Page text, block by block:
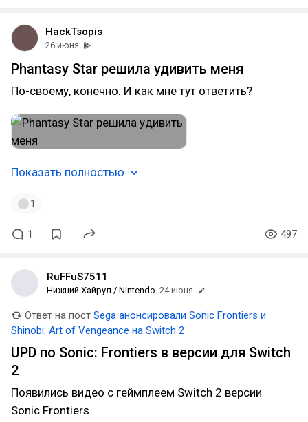
HackTsopis
26 июня
Phantasy Star решила удивить меня
По-своему, конечно. И как мне тут ответить?
Показать полностью
1
1 497
RuFFuS7511
Нижний Хайрул / Nintendo 24 июня
Ответ на пост Sega анонсировали Sonic Frontiers и
Shinobi: Art of Vengeance на Switch 2
UPD по Sonic: Frontiers в версии для Switch
2
Появились видео с геймплеем Switch 2 версии
Sonic Frontiers.